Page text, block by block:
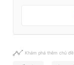
Khám phá thêm chủ đề